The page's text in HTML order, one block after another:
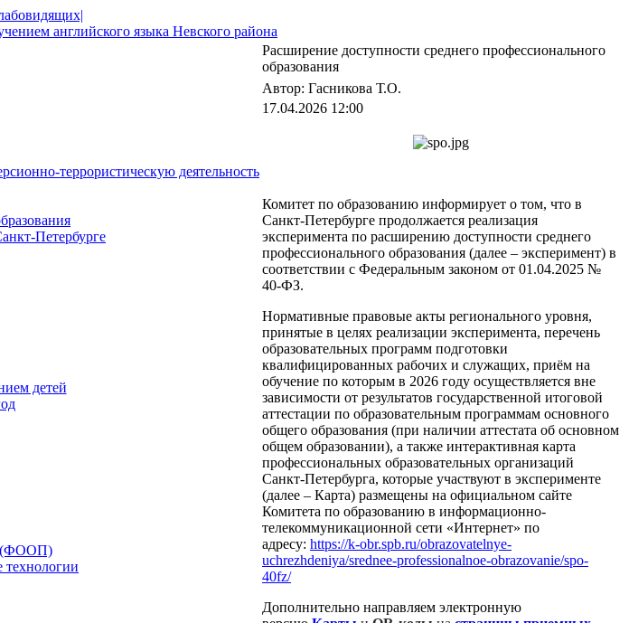
английского языка Невского района
террористическую деятельность
Петербурге
детей
(ФООП)
технологии
Расширение доступности среднего профессионального
образования
Автор: Гасникова Т.О.
17.04.2026 12:00
Комитет по образованию информирует о том, что в
Санкт-Петербурге продолжается реализация
эксперимента по расширению доступности среднего
профессионального образования (далее – эксперимент) в
соответствии с Федеральным законом от 01.04.2025 №
40-ФЗ.
Нормативные правовые акты регионального уровня,
принятые в целях реализации эксперимента, перечень
образовательных программ подготовки
квалифицированных рабочих и служащих, приём на
обучение по которым в 2026 году осуществляется вне
зависимости от результатов государственной итоговой
аттестации по образовательным программам основного
общего образования (при наличии аттестата об основном
общем образовании), а также интерактивная карта
профессиональных образовательных организаций
Санкт-Петербурга, которые участвуют в эксперименте
(далее – Карта) размещены на официальном сайте
Комитета по образованию в информационно-
телекоммуникационной сети «Интернет» по
адресу: https://k-obr.spb.ru/obrazovatelnye-
uchrezhdeniya/srednee-professionalnoe-obrazovanie/spo-
40fz/
Дополнительно направляем электронную